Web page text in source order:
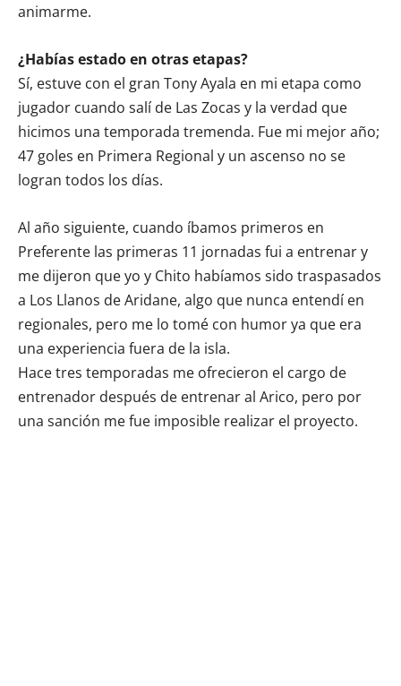
animarme.
¿Habías estado en otras etapas?
Sí, estuve con el gran Tony Ayala en mi etapa como
jugador cuando salí de Las Zocas y la verdad que
hicimos una temporada tremenda. Fue mi mejor año;
47 goles en Primera Regional y un ascenso no se
logran todos los días.
Al año siguiente, cuando íbamos primeros en
Preferente las primeras 11 jornadas fui a entrenar y
me dijeron que yo y Chito habíamos sido traspasados
a Los Llanos de Aridane, algo que nunca entendí en
regionales, pero me lo tomé con humor ya que era
una experiencia fuera de la isla.
Hace tres temporadas me ofrecieron el cargo de
entrenador después de entrenar al Arico, pero por
una sanción me fue imposible realizar el proyecto.